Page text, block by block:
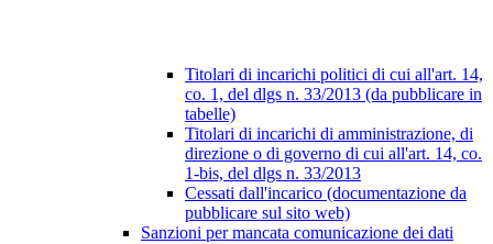
Titolari di incarichi politici di cui all'art. 14,
co. 1, del dlgs n. 33/2013 (da pubblicare in
tabelle)
Titolari di incarichi di amministrazione, di
direzione o di governo di cui all'art. 14, co.
1-bis, del dlgs n. 33/2013
Cessati dall'incarico (documentazione da
pubblicare sul sito web)
Sanzioni per mancata comunicazione dei dati